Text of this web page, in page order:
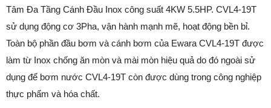
Tâm Đa Tầng Cánh Đầu Inox công suất 4KW 5.5HP. CVL4-19T
sử dụng động cơ 3Pha, vận hành mạnh mẽ, hoạt động bền bỉ.
Toàn bộ phần đầu bơm và cánh bơm của Ewara CVL4-19T được
làm từ Inox chống ăn mòn và mài mòn hiệu quả do đó ngoài sử
dụng để bơm nước CVL4-19T còn được dùng trong công nghiệp
thực phẩm và hóa chất.